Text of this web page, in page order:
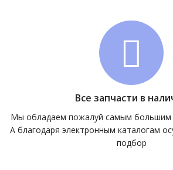
Все запчасти в
Мы обладаем пожалуй самым большим
А благодаря электронным каталогам
подбор